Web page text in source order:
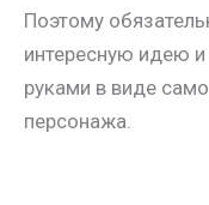
Поэтому
интересную идею
руками в виде
персонажа.